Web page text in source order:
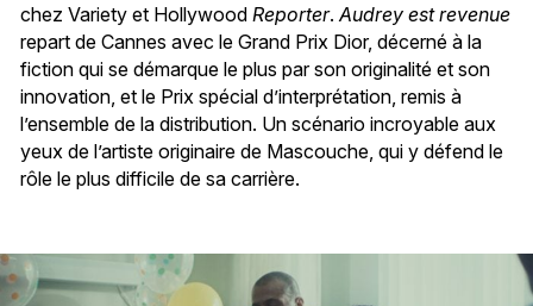
chez Variety et Hollywood Reporter. Audrey est revenue
repart de Cannes avec le Grand Prix Dior, décerné à la
fiction qui se démarque le plus par son originalité et son
innovation, et le Prix spécial d’interprétation, remis à
l’ensemble de la distribution. Un scénario incroyable aux
yeux de l’artiste originaire de Mascouche, qui y défend le
rôle le plus difficile de sa carrière.